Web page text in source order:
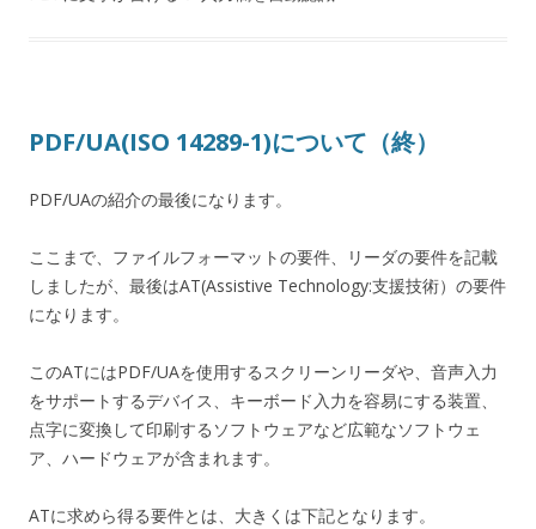
PDF/UA(ISO 14289-1)について（終）
PDF/UAの紹介の最後になります。
ここまで、ファイルフォーマットの要件、リーダの要件を記載
しましたが、最後はAT(Assistive Technology:支援技術）の要件
になります。
このATにはPDF/UAを使用するスクリーンリーダや、音声入力
をサポートするデバイス、キーボード入力を容易にする装置、
点字に変換して印刷するソフトウェアなど広範なソフトウェ
ア、ハードウェアが含まれます。
ATに求めら得る要件とは、大きくは下記となります。